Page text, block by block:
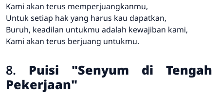
Kami akan terus memperjuangkanmu,
Untuk setiap hak yang harus kau dapatkan,
Buruh, keadilan untukmu adalah kewajiban kami,
Kami akan terus berjuang untukmu.
8. Puisi "Senyum di Tengah
Pekerjaan"